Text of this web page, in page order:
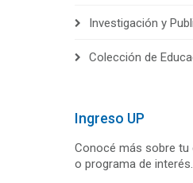
Investigación y
Colección de
Ingreso UP
Conocé más sobre tu
o programa de interés.